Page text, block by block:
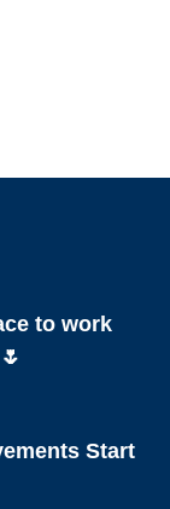
to work
Start